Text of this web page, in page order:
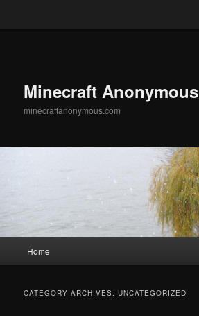
Minecraft Anonymous
minecraftanonymous.com
Home
CATEGORY ARCHIVES:UNCATEGORIZED